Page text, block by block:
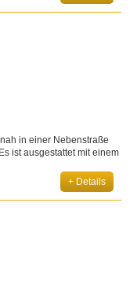
in einer Nebenstraße
ist ausgestattet mit einem
+ Details